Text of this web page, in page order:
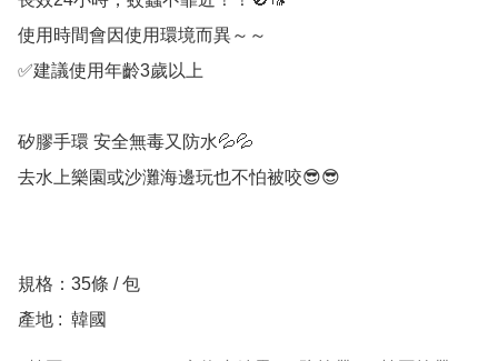
使用時間會因使用環境而異～～
✅建議使用年齡3歲以上
矽膠手環 安全無毒又防水💦💦
去水上樂園或沙灘海邊玩也不怕被咬😎😎
規格：35條 / 包
產地 :  韓國